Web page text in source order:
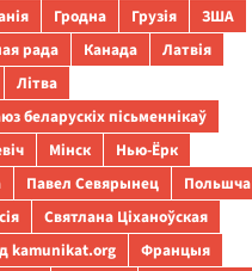
Гродна Грузія
ЗША
рада
Канада
Латвія
Літва
беларускіх пісьменнікаў
Мінск
Нью-Ёрк
Павел Севярынец
Польшча
Святлана Ціханоўская
kamunikat.org
Францыя